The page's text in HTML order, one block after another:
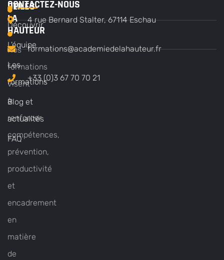
DE
LA
HAUTEUR
Nos
formations
visent
à
renforcer
compétences,
prévention,
productivité
et
encadrement
en
matière
de
UTILES
Découvrir
L'équipe
Les
formations
Blog et
actualités
FAQ
CONTACTEZ-NOUS
4 rue Bernard Stalter, 67114 Eschau
formations@academiedelahauteur.fr
+33 (0)3 67 70 70 21